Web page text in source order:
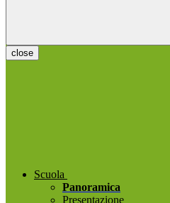
close
Scuola
Panoramica
Presentazione